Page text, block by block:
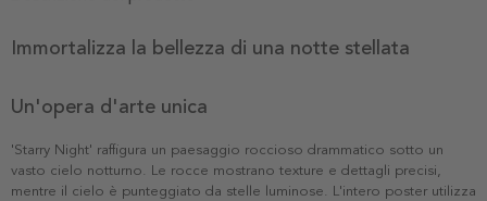
Immortalizza la bellezza di una notte stellata
Un'opera d'arte unica
'Starry Night' raffigura un paesaggio roccioso drammatico sotto un
vasto cielo notturno. Le rocce mostrano texture e dettagli precisi,
mentre il cielo è punteggiato da stelle luminose. L'intero poster utilizza